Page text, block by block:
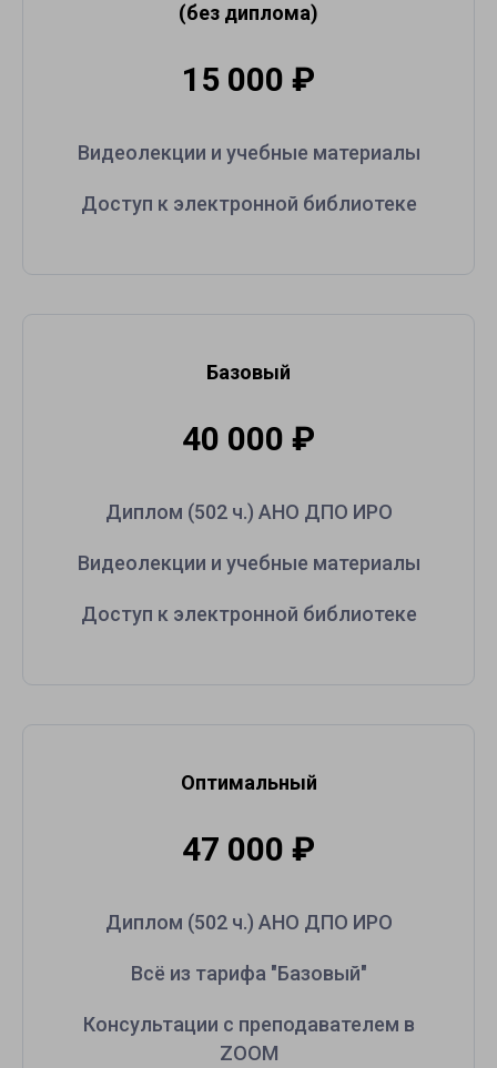
(без диплома)
15 000 ₽
Видеолекции и учебные материалы
Доступ к электронной библиотеке
Базовый
40 000 ₽
Диплом (502 ч.) АНО ДПО ИРО
Видеолекции и учебные материалы
Доступ к электронной библиотеке
Оптимальный
47 000 ₽
Диплом (502 ч.) АНО ДПО ИРО
Всё из тарифа "Базовый"
Консультации с преподавателем в
ZOOM